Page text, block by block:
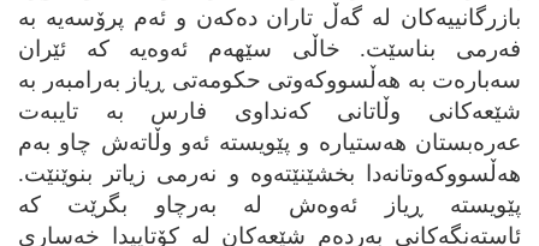
بازرگانییه‌کان له‌ گه‌ڵ تاران ده‌که‌ن و ئه‌م پرۆسه‌یه‌ به‌
فه‌رمی بناسێت. خاڵی سێهه‌م ئه‌وه‌یه‌ که‌ ئێران
سه‌باره‌ت به‌ هه‌ڵسووکه‌وتی حکومه‌تی ڕیاز به‌رامبه‌ر به‌
شێعه‌کانی وڵاتانی که‌نداوی فارس به‌ تایبه‌ت
عه‌ره‌بستان هه‌ستیاره‌ و پێویسته‌ ئه‌و وڵاته‌ش چاو به‌م
هه‌ڵسووکه‌وتانه‌دا بخشێنێته‌وه‌ و نه‌رمی زیاتر بنوێنێت.
پێویسته‌ ڕیاز ئه‌وه‌ش له‌ به‌رچاو بگرێت که‌
ئاسته‌نگه‌کانی به‌رده‌م شێعه‌کان له‌ کۆتاییدا خه‌ساری